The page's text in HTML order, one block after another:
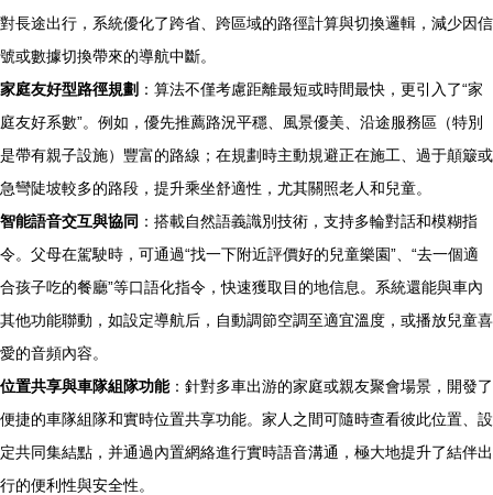
對長途出行，系統優化了跨省、跨區域的路徑計算與切換邏輯，減少因信
號或數據切換帶來的導航中斷。
家庭友好型路徑規劃 ：算法不僅考慮距離最短或時間最快，更引入了“家
庭友好系數”。例如，優先推薦路況平穩、風景優美、沿途服務區（特別
是帶有親子設施）豐富的路線；在規劃時主動規避正在施工、過于顛簸或
急彎陡坡較多的路段，提升乘坐舒適性，尤其關照老人和兒童。
智能語音交互與協同 ：搭載自然語義識別技術，支持多輪對話和模糊指
令。父母在駕駛時，可通過“找一下附近評價好的兒童樂園”、“去一個適
合孩子吃的餐廳”等口語化指令，快速獲取目的地信息。系統還能與車內
其他功能聯動，如設定導航后，自動調節空調至適宜溫度，或播放兒童喜
愛的音頻內容。
位置共享與車隊組隊功能：針對多車出游的家庭或親友聚會場景，開發了
便捷的車隊組隊和實時位置共享功能。家人之間可隨時查看彼此位置、設
定共同集結點，并通過內置網絡進行實時語音溝通，極大地提升了結伴出
行的便利性與安全性。